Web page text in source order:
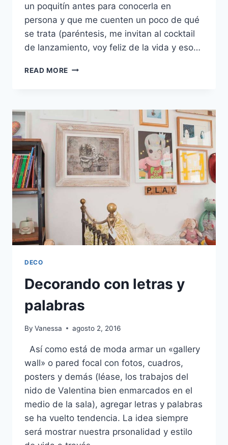
un poquitín antes para conocerla en
persona y que me cuenten un poco de qué
se trata (paréntesis, me invitan al cocktail
de lanzamiento, voy feliz de la vida y eso…
READ MORE MI
DECOSTUDIO
DECO
Decorando con letras y
palabras
By Vanessa agosto 2, 2016
Así como está de moda armar un «gallery
wall» o pared focal con fotos, cuadros,
posters y demás (léase, los trabajos del
nido de Valentina bien enmarcados en el
medio de la sala), agregar letras y palabras
se ha vuelto tendencia. La idea siempre
será mostrar nuestra prsonalidad y estilo